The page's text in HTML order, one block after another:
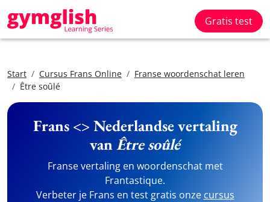
Gratis test
Start Cursus Frans Online
Franse woordenschat leren
Être soûlé
Frans <> Nederlandse vertaling
vanÊtre soûlé
Franse vertaling en woordenschat met
Frantastique.
Verbeter je Frans en test gratis onze cursus